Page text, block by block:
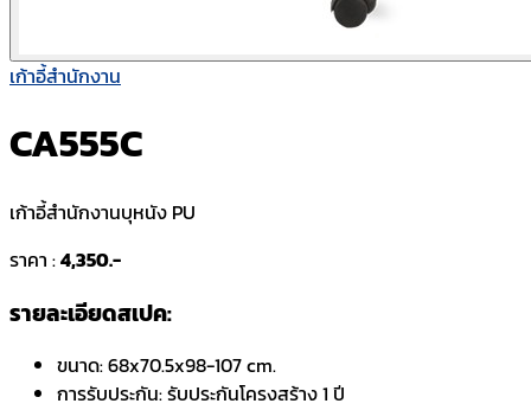
เก้าอี้สำนักงาน
CA555C
เก้าอี้สำนักงานบุหนัง PU
ราคา :4,350.-
รายละเอียดสเปค:
ขนาด:68x70.5x98-107 cm.
การรับประกัน:รับประกันโครงสร้าง 1 ปี